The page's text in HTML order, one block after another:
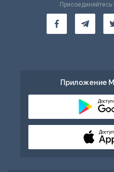
Присоединяйтесь
Приложение